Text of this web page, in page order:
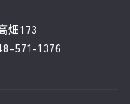
畑173
571-1376